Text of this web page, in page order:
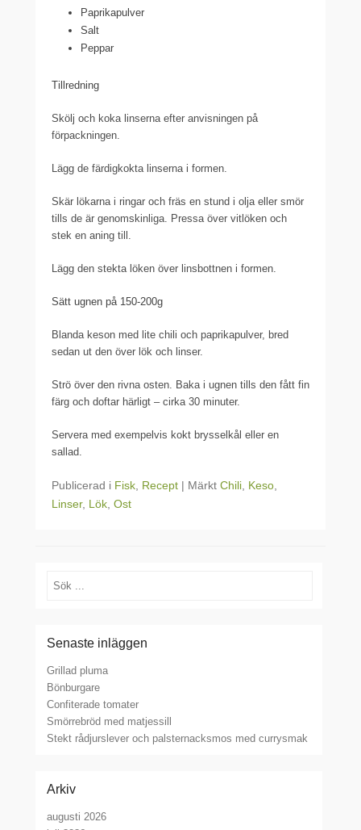
Paprikapulver
Salt
Peppar
Tillredning
Skölj och koka linserna efter anvisningen på
förpackningen.
Lägg de färdigkokta linserna i formen.
Skär lökarna i ringar och fräs en stund i olja eller smör
tills de är genomskinliga. Pressa över vitlöken och
stek en aning till.
Lägg den stekta löken över linsbottnen i formen.
Sätt ugnen på 150-200g
Blanda keson med lite chili och paprikapulver, bred
sedan ut den över lök och linser.
Strö över den rivna osten. Baka i ugnen tills den fått fin
färg och doftar härligt – cirka 30 minuter.
Servera med exempelvis kokt brysselkål eller en
sallad.
Publicerad i Fisk Recept | Märkt Chili Keso
Linser, Lök Ost
Sök
Senaste inläggen
Grillad pluma
Bönburgare
Confiterade tomater
Smörrebröd med matjessill
Stekt rådjurslever och palsternacksmos med currysmak
Arkiv
augusti 2026